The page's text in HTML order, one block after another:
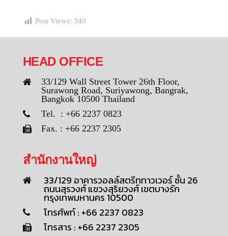
Post Views: 340
HEAD OFFICE
33/129 Wall Street Tower 26th Floor,
Surawong Road, Suriyawong, Bangrak,
Bangkok 10500 Thailand
Tel. : +66 2237 0823
Fax. : +66 2237 2305
สำนักงานใหญ่
33/129 อาคารวอลล์สตรีททาวเวอร์ ชั้น 26
ถนนสุรวงศ์ แขวงสุริยวงศ์ เขตบางรัก
กรุงเทพมหานคร 10500
โทรศัพท์ : +66 2237 0823
โทรสาร : +66 2237 2305